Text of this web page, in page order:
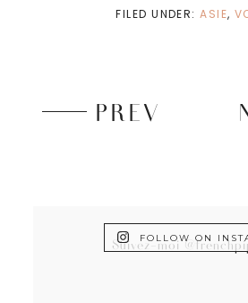
FILED UNDER:ASIE,
PREV
Suivez-moi
FOLLOW ON